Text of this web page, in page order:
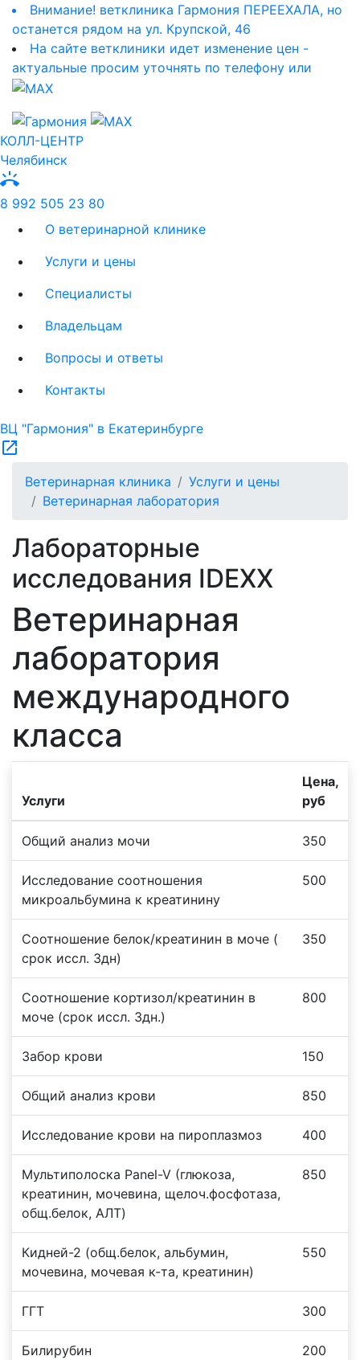
Внимание! ветклиника Гармония ПЕРЕЕХАЛА, но
останется рядом на ул. Крупской, 46
На сайте ветклиники идет изменение цен -
актуальные просим уточнять по телефону или
КОЛЛ-ЦЕНТР
Челябинск
ring_volume
8 992 505 23 80
О ветеринарной клинике
Услуги и цены
Специалисты
Владельцам
Вопросы и ответы
Контакты
ВЦ "Гармония" в Екатеринбурге
open_in_new
Ветеринарная клиника
Услуги и цены
Ветеринарная лаборатория
Лабораторные
исследования IDEXX
Ветеринарная
лаборатория
международного
класса
Услуги
Цена,
руб
Общий анализ мочи 350
Исследование соотношения
микроальбумина к креатинину
500
Соотношение белок/креатинин в моче (
срок иссл. 3дн)
350
Соотношение кортизол/креатинин в
моче (срок иссл. 3дн.)
800
Забор крови 150
Общий анализ крови 850
Исследование крови на пироплазмоз 400
Мультиполоска Panel-V (глюкоза,
креатинин, мочевина, щелоч.фосфотаза,
общ.белок, АЛТ)
850
Кидней-2 (общ.белок, альбумин,
мочевина, мочевая к-та, креатинин)
550
ГГТ 300
Билирубин 200